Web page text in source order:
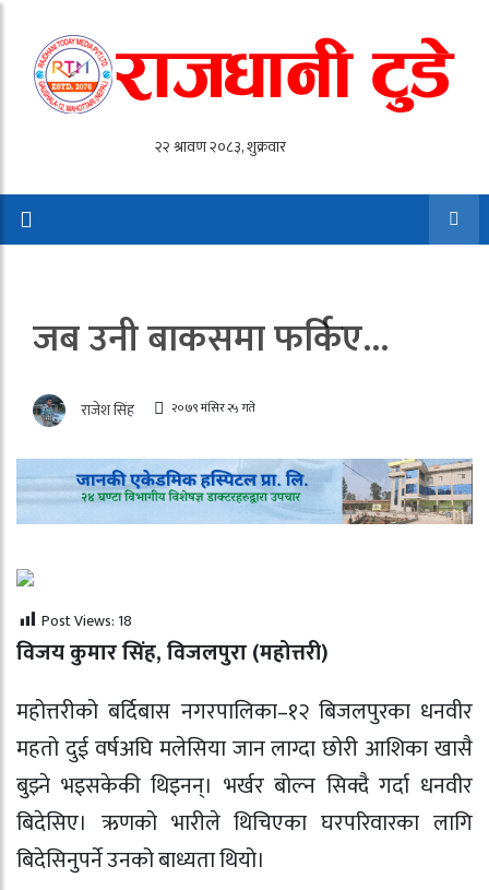
जब उनी बाकसमा फर्किए…
राजेश सिंह २०७९ मंसिर २५ गते
Post Views: 18
विजय कुमार सिंह, विजलपुरा (महोत्तरी)
महोत्तरीको बर्दिबास नगरपालिका–१२ बिजलपुरका धनवीर
महतो दुई वर्षअघि मलेसिया जान लाग्दा छोरी आशिका खासै
बुझ्ने भइसकेकी थिइनन्। भर्खर बोल्न सिक्दै गर्दा धनवीर
बिदेसिए। ऋणको भारीले थिचिएका घरपरिवारका लागि
बिदेसिनुपर्ने उनको बाध्यता थियो।